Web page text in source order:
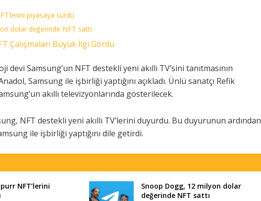
piyasaya sürdü
dolar değerinde NFT sattı
Çalışmaları Büyük İlgi Gördü
Samsung’un NFT destekli yeni akıllı TV’sini tanıtmasının
Samsung ile işbirliği yaptığını açıkladı. Ünlü sanatçı Refik
akıllı televizyonlarında gösterilecek.
NFT destekli yeni akıllı TV’lerini duyurdu. Bu duyurunun ardından
ile işbirliği yaptığını dile getirdi.
NFT’lerini
Snoop Dogg, 12 milyon dolar
değerinde NFT sattı